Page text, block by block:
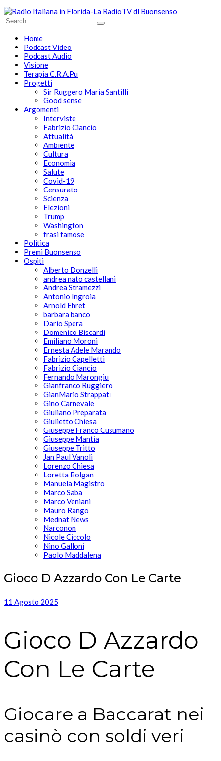
Home
Podcast Video
Podcast Audio
Visione
Terapia C.R.A.Pu
Progetti
Sir Ruggero Maria Santilli
Good sense
Argomenti
Interviste
Fabrizio Ciancio
Attualità
Ambiente
Cultura
Economia
Salute
Covid-19
Censurato
Scienza
Elezioni
Trump
Washington
frasi famose
Politica
Premi Buonsenso
Ospiti
Alberto Donzelli
andrea nato castellani
Andrea Stramezzi
Antonio Ingroia
Arnold Ehret
barbara banco
Dario Spera
Domenico Biscardi
Emiliano Moroni
Ernesta Adele Marando
Fabrizio Capelletti
Fabrizio Ciancio
Fernando Marongiu
Gianfranco Ruggiero
GianMario Strappati
Gino Carnevale
Giuliano Preparata
Giulietto Chiesa
Giuseppe Franco Cusumano
Giuseppe Mantia
Giuseppe Tritto
Jan Paul Vanoli
Lorenzo Chiesa
Loretta Bolgan
Manuela Magistro
Marco Saba
Marco Veniani
Mauro Rango
Mednat News
Narconon
Nicole Ciccolo
Nino Galloni
Paolo Maddalena
Gioco D Azzardo Con Le Carte
11 Agosto 2025
Gioco D Azzardo
Con Le Carte
Giocare a Baccarat nei
casinò con soldi veri